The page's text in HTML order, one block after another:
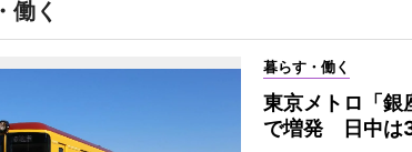
働く
暮らす・働く
東京メトロ「銀
で増発 日中は